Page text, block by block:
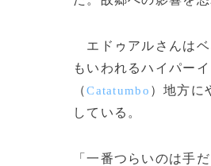
エドゥアルさんはベ
もいわれるハイパー
（Catatumbo ）地方に
している。
「一番つらいのは手